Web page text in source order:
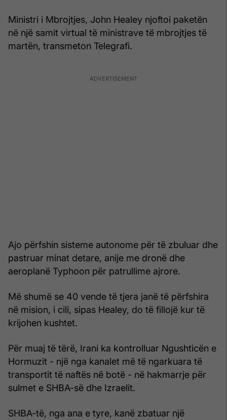
Ministri i Mbrojtjes, John Healey njoftoi paketën
në një samit virtual të ministrave të mbrojtjes të
martën, transmeton Telegrafi.
Ajo përfshin sisteme autonome për të zbuluar dhe
pastruar minat detare, anije me dronë dhe
aeroplanë Typhoon për patrullime ajrore.
Më shumë se 40 vende të tjera janë të përfshira
në mision, i cili, sipas Healey, do të fillojë kur të
krijohen kushtet.
Për muaj të tërë, Irani ka kontrolluar Ngushticën e
Hormuzit - një nga kanalet më të ngarkuara të
transportit të naftës në botë - në hakmarrje për
sulmet e SHBA-së dhe Izraelit.
SHBA-të, nga ana e tyre, kanë zbatuar një